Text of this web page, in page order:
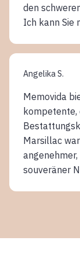
den
Ich kann Sie
Angelika S.
Memovida
Marsillac
souveräner